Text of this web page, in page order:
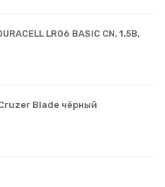
LR06 BASIC CN, 1.5В,
Blade чёрный